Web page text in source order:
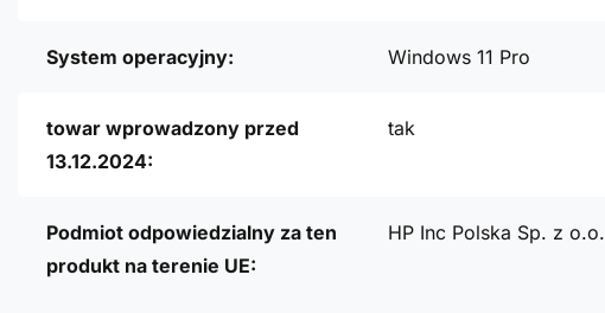
System operacyjny: Windows 11 Pro
towar wprowadzony przed
13.12.2024:
tak
Podmiot odpowiedzialny za ten
produkt na terenie UE:
HP Inc Polska Sp. z o.o.